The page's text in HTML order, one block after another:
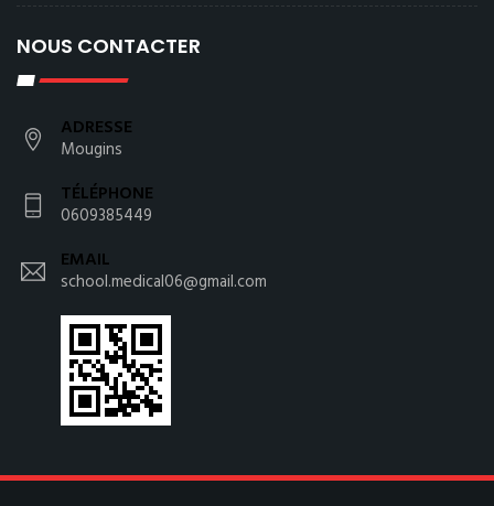
NOUS CONTACTER
ADRESSE
Mougins
TÉLÉPHONE
0609385449
EMAIL
school.medical06@gmail.com